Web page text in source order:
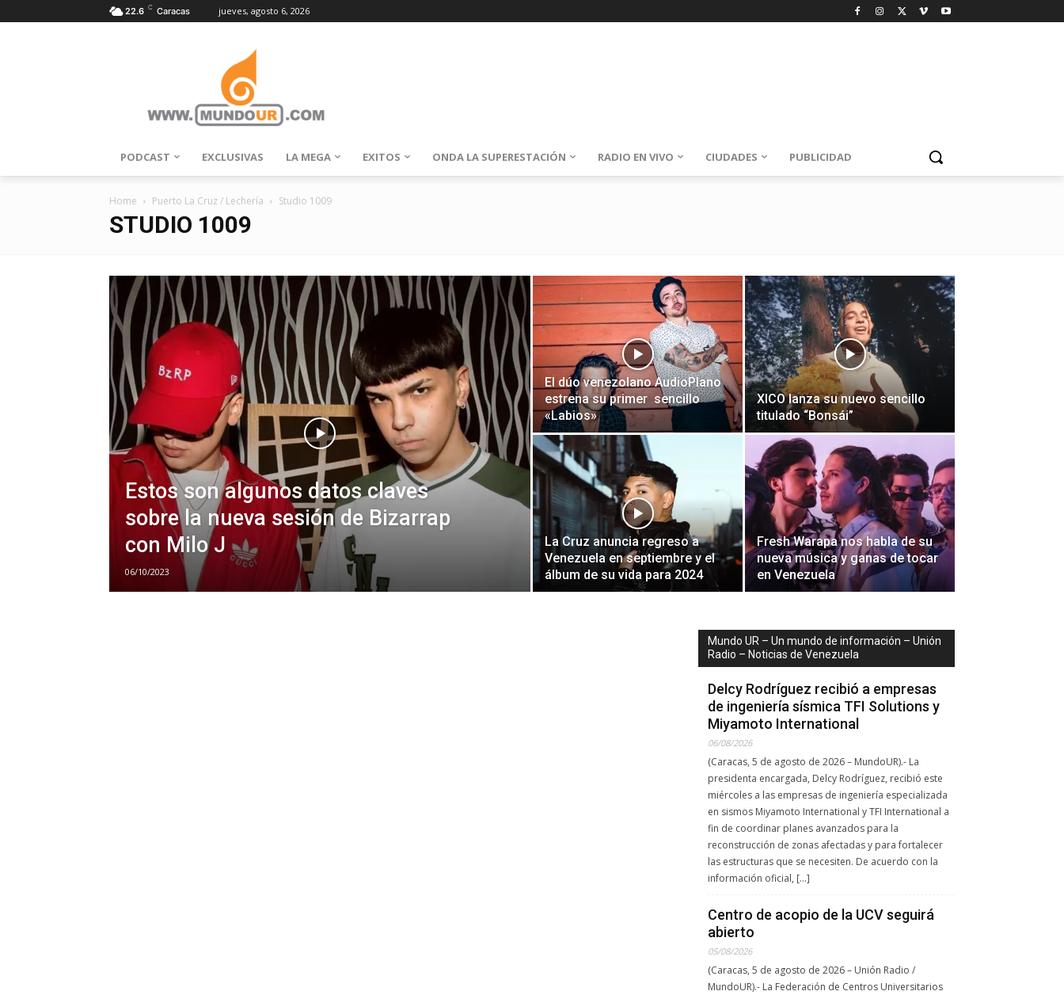
22.6 C Caracas jueves, agosto 6, 2026
PODCAST EXCLUSIVAS LA MEGA EXITOS ONDA LA SUPERESTACIÓN RADIO EN VIVO CIUDADES PUBLICIDAD
Home Puerto La Cruz / Lechería Studio 1009
STUDIO 1009
Estos son algunos datos claves
sobre la nueva sesión de Bizarrap
con Milo J
06/10/2023
El dúo venezolano AudioPlano
estrena su primer sencillo
«Labios»
XICO lanza su nuevo sencillo
titulado “Bonsái”
La Cruz anuncia regreso a
Venezuela en septiembre y el
álbum de su vida para 2024
Fresh Warapa nos habla de su
nueva música y ganas de tocar
en Venezuela
Mundo UR – Un mundo de información – Unión
Radio – Noticias de Venezuela
Delcy Rodríguez recibió a empresas
de ingeniería sísmica TFI Solutions y
Miyamoto International
06/08/2026
(Caracas, 5 de agosto de 2026 – MundoUR).- La
presidenta encargada, Delcy Rodríguez, recibió este
miércoles a las empresas de ingeniería especializada
en sismos Miyamoto International y TFI International a
fin de coordinar planes avanzados para la
reconstrucción de zonas afectadas y para fortalecer
las estructuras que se necesiten. De acuerdo con la
información oficial, […]
Centro de acopio de la UCV seguirá
abierto
05/08/2026
(Caracas, 5 de agosto de 2026 – Unión Radio /
MundoUR).- La Federación de Centros Universitarios